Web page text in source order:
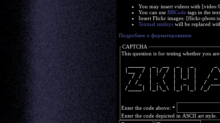
You may insert videos with
You can use BBCode tags in the
Insert Flickr images: [flickr-
Textual smileys will be replaced
Подробнее о форматировании
CAPTCHA
This question is for testing whether you
|__  / | |/ / | | | |
/ /  | ' /  | |_| |   /
/ /_  | . \  |  _  |  /
/____| |_|\_\ |_| |_| /_/
Enter the code above: *
Enter the code depicted in ASCII art style.